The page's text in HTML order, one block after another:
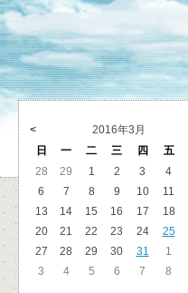
< 2016年3月
日
一 二 三 四 五
28
29 1 2 3 4
6
7 8 9 10 11
13
14 15 16 17 18
20
21 22 23 24 25
27
28 29 30 31 1
3
4 5 6 7 8